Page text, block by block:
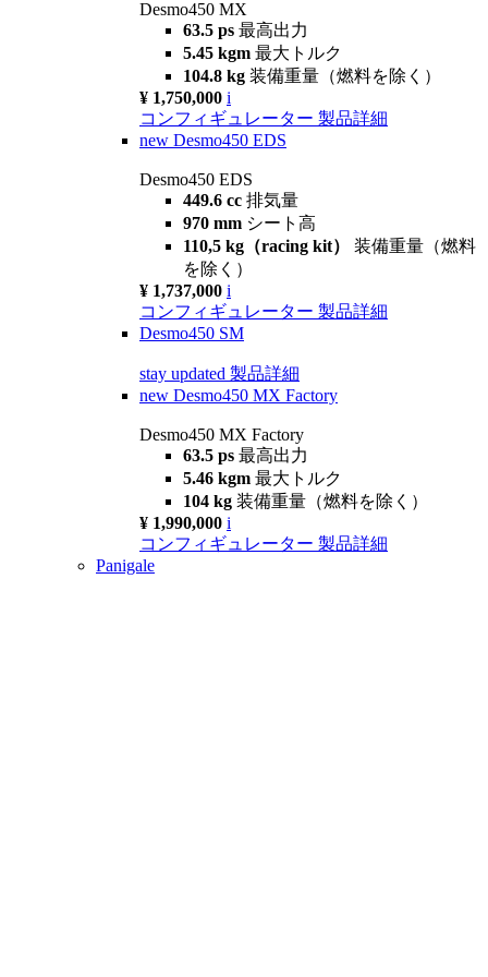
Desmo450 MX
63.5 ps 最高出力
5.45 kgm 最大トルク
104.8 kg 装備重量（燃料を除く）
¥ 1,750,000 i
コンフィギュレーター 製品詳細
new Desmo450 EDS
Desmo450 EDS
449.6 cc 排気量
970 mm シート高
110,5 kg（racing kit） 装備重量（燃料
を除く）
¥ 1,737,000 i
コンフィギュレーター 製品詳細
Desmo450 SM
stay updated 製品詳細
new Desmo450 MX Factory
Desmo450 MX Factory
63.5 ps 最高出力
5.46 kgm 最大トルク
104 kg 装備重量（燃料を除く）
¥ 1,990,000 i
コンフィギュレーター 製品詳細
Panigale